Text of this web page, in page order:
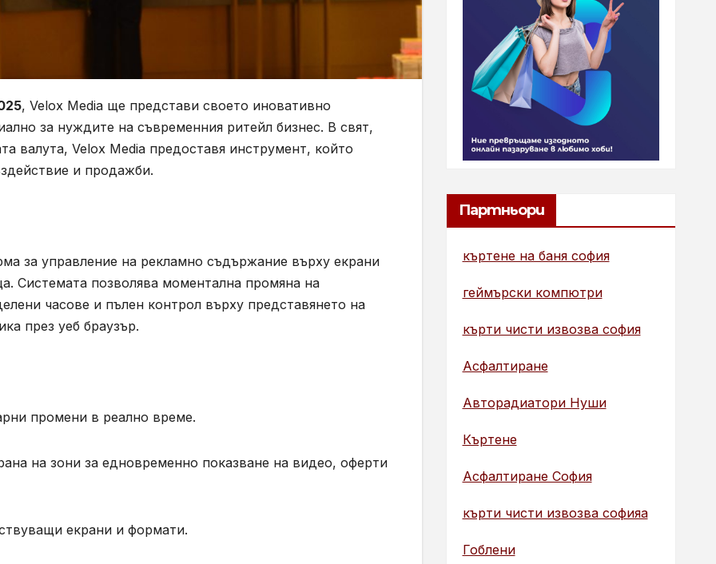
, Velox Media ще представи своето иновативно
за нуждите на съвременния ритейл бизнес. В свят,
валута, Velox Media предоставя инструмент, който
и продажби.
за управление на рекламно съдържание върху екрани
Системата позволява моментална промяна на
часове и пълен контрол върху представянето на
през уеб браузър.
промени в реално време.
на зони за едновременно показване на видео, оферти
екрани и формати.
Партньори
къртене на баня софия
геймърски компютри
кърти чисти извозва софия
Асфалтиране
Авторадиатори Нуши
Къртене
Асфалтиране София
кърти чисти извозва софияа
Гоблени